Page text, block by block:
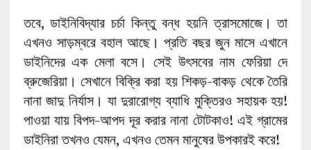
তবে, ডাইনিবিদ্যার চর্চা কিন্তু বন্ধ হয়নি ত্রাসমোজে। তা
এখনও সাড়ম্বরে বহাল আছে। প্রতি বছর জুন মাসে এখানে
ডাইনিদের এক মেলা বসে। সেই উৎসবের নাম ফেরিয়া দে
ব্রুজেরিয়া। সেখানে বিক্রি করা হয় শিকড়-বাকড় থেকে তৈরি
নানা জাদু নির্যাস। যা দুরারোগ্য ব্যাধি মুক্তিরও সহায়ক হয়!
পাওয়া যায় বিপদ-আপদ দূর করার নানা টোটকাও! এই গ্রামের
ডাইনিরা তখনও যেমন, এখনও তেমন মানুষের উপকারই করে!